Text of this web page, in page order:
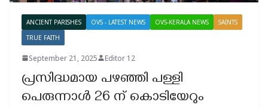
ANCIENT PARISHES OVS - LATEST NEWS OVS-KERALA NEWS
SAINTS
TRUE FAITH
September 21, 2025 Editor 12
പ്രസിദ്ധമായ പഴഞ്ഞി പള്ളി
പെരുന്നാൾ 26 ന് കൊടിയേറും